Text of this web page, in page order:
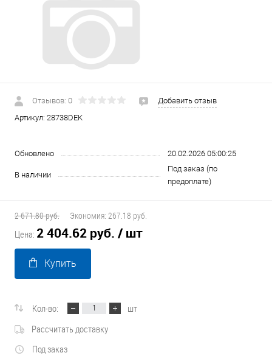
Отзывов: 0
Добавить отзыв
Артикул: 28738DEK
Обновлено 20.02.2026 05:00:25
В наличии
Под заказ (по
предоплате)
2 671.80 руб. Экономия: 267.18 руб.
Цена: 2 404.62 руб. / шт
Купить
Кол-во:
шт
Рассчитать доставку
Под заказ